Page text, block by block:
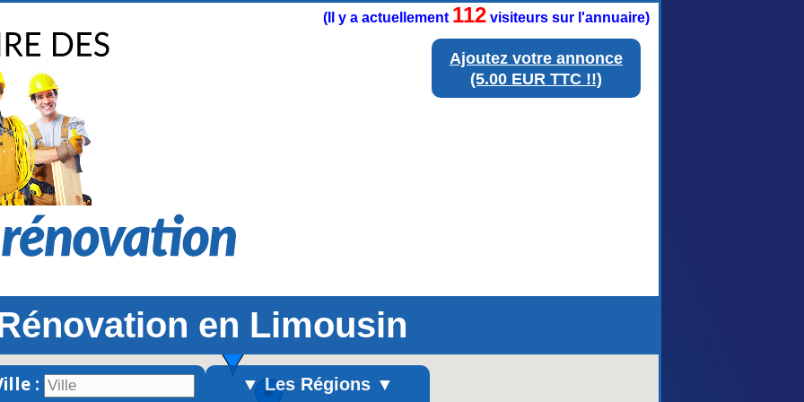
Ajoutez votre annonce
(5.00 EUR TTC !!)
(Il y a actuellement 112 visiteurs sur l'annuaire)
en Limousin
: ▼ Les Régions ▼